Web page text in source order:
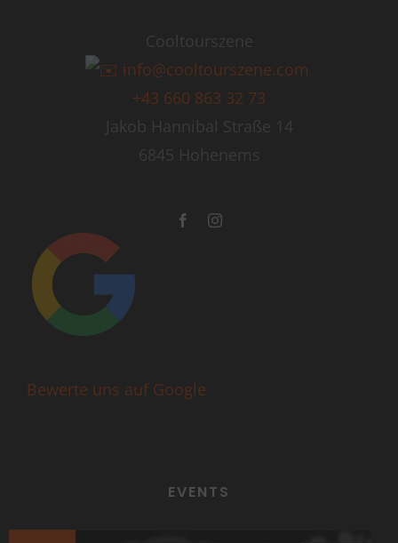
EVENTS
Cooltourszene
info@cooltourszene.com
+43 660 863 32 73
Jakob Hannibal Straße 14
6845 Hohenems
Bewerte uns auf Google